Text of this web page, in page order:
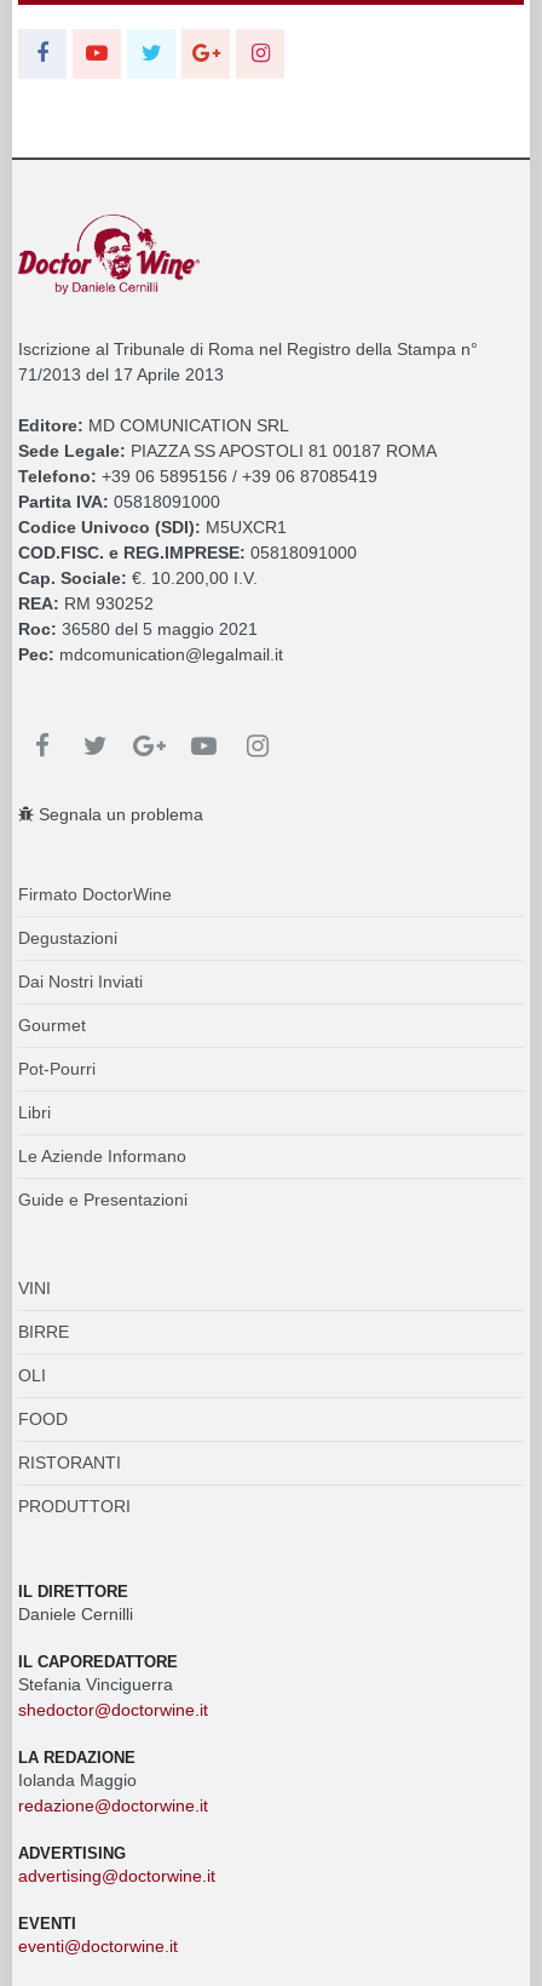
Iscrizione al Tribunale di Roma nel Registro della Stampa n°
71/2013 del 17 Aprile 2013
Editore: MD COMUNICATION SRL
Sede Legale: PIAZZA SS APOSTOLI 81 00187 ROMA
Telefono: +39 06 5895156 / +39 06 87085419
Partita IVA: 05818091000
Codice Univoco (SDI): M5UXCR1
COD.FISC. e REG.IMPRESE: 05818091000
Cap. Sociale: €. 10.200,00 I.V.
REA: RM 930252
Roc: 36580 del 5 maggio 2021
Pec: mdcomunication@legalmail.it
Segnala un problema
Firmato DoctorWine
Degustazioni
Dai Nostri Inviati
Gourmet
Pot-Pourri
Libri
Le Aziende Informano
Guide e Presentazioni
VINI
BIRRE
OLI
FOOD
RISTORANTI
PRODUTTORI
IL DIRETTORE
Daniele Cernilli
IL CAPOREDATTORE
Stefania Vinciguerra
shedoctor@doctorwine.it
LA REDAZIONE
Iolanda Maggio
redazione@doctorwine.it
ADVERTISING
advertising@doctorwine.it
EVENTI
eventi@doctorwine.it